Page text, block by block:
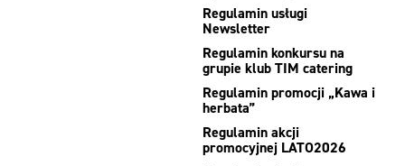
Regulamin usługi
Newsletter
Regulamin konkursu na
grupie klub TIM catering
Regulamin promocji „Kawa i
herbata”
Regulamin akcji
promocyjnej LATO2026